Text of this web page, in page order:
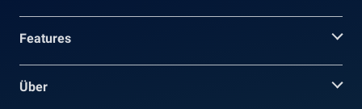
Features
Über